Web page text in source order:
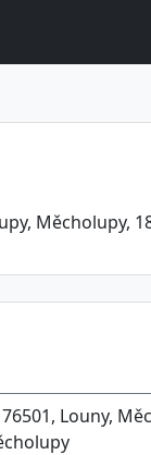
Měcholupy,
Louny,